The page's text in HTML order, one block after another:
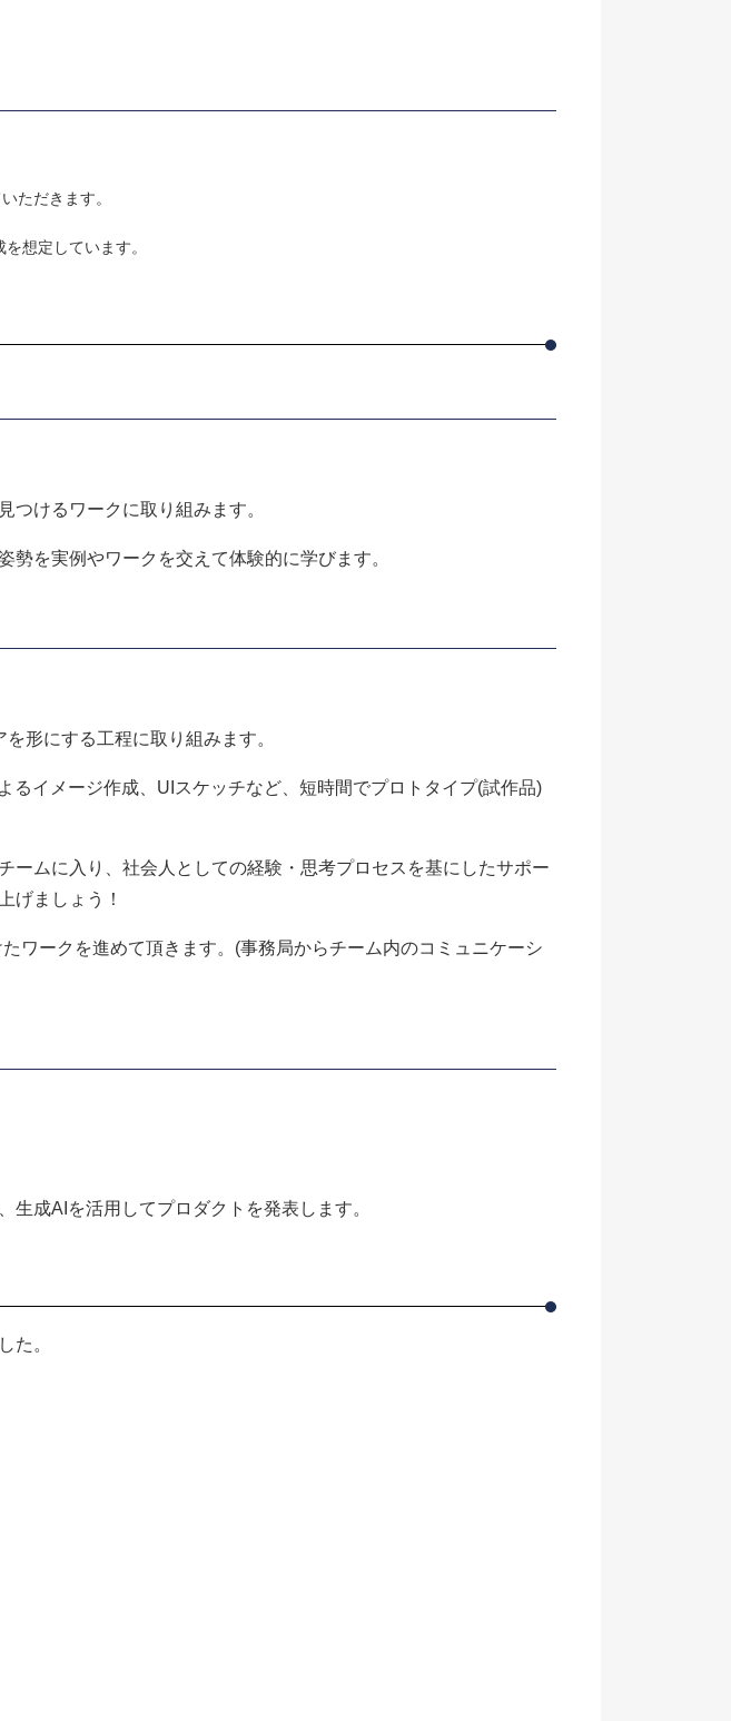
ただきます。​
想定しています​。
つけるワークに取り組みます。
を実例やワークを交えて体験的に学びます。
形にする工程に取り組みます。
イメージ作成、UIスケッチなど、短時間でプロトタイプ(試作品)
ームに入り、社会人としての経験・思考プロセスを基にしたサポー
げましょう！
ワークを進めて頂きます。(事務局からチーム内のコミュニケーシ
生成AIを活用してプロダクトを発表します。
た。